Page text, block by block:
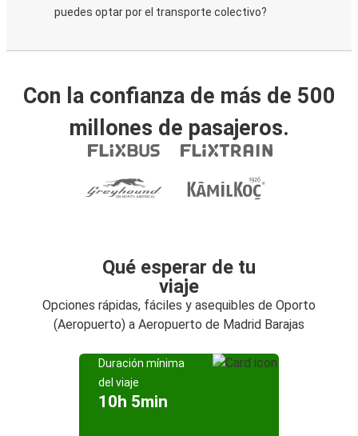
puedes optar por el transporte colectivo?
Con la confianza de más de 500
millones de pasajeros.
Qué esperar de tu
viaje
Opciones rápidas, fáciles y asequibles de Oporto
(Aeropuerto) a Aeropuerto de Madrid Barajas
Duración mínima
del viaje
10h 5min